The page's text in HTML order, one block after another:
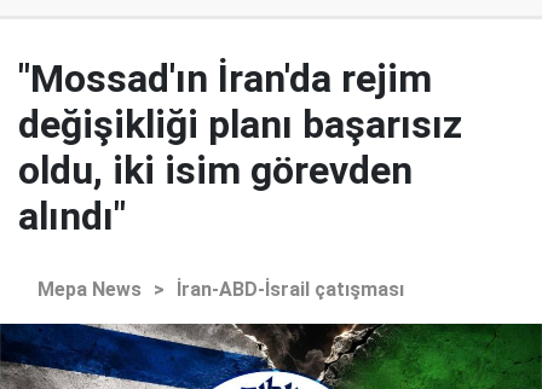
"Mossad'ın İran'da rejim
değişikliği planı başarısız
oldu, iki isim görevden
alındı"
Mepa News > İran-ABD-İsrail çatışması